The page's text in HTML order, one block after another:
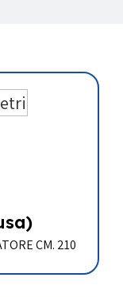
CM. 210